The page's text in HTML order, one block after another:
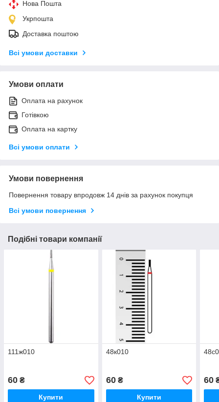
Нова Пошта
Укрпошта
Доставка поштою
Всі умови доставки
Умови оплати
Оплата на рахунок
Готівкою
Оплата на картку
Всі умови оплати
Умови повернення
Повернення товару впродовж 14 днів за рахунок покупця
Всі умови повернення
Подібні товари компанії
111ж010
60 ₴
Купити
48к010
60₴
Купити
60